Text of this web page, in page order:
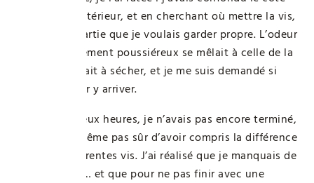
intérieur et extérieur, et en cherchant où mettre la vis,
j’ai cassé la partie que je voulais garder propre. L’odeur
du bois légèrement poussiéreux se mêlait à celle de la
colle qui peinait à sécher, et je me suis demandé si
j’allais finir par y arriver.
Au bout de deux heures, je n’avais pas encore terminé,
et je n’étais même pas sûr d’avoir compris la différence
entre les différentes vis. J’ai réalisé que je manquais de
bases solides… et que pour ne pas finir avec une